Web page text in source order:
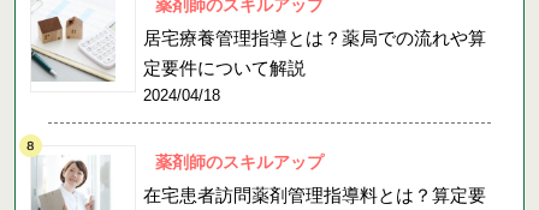
薬剤師のスキルアップ
居宅療養管理指導とは？薬局での流れや算
定要件について解説
2024/04/18
薬剤師のスキルアップ
在宅患者訪問薬剤管理指導料とは？算定要